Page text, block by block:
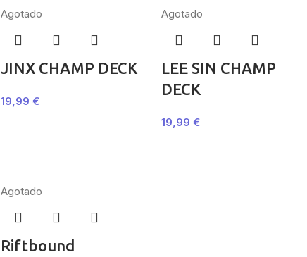
Agotado
JINX CHAMP DECK
19,99 €
Agotado
LEE SIN CHAMP
DECK
19,99 €
Agotado
Riftbound